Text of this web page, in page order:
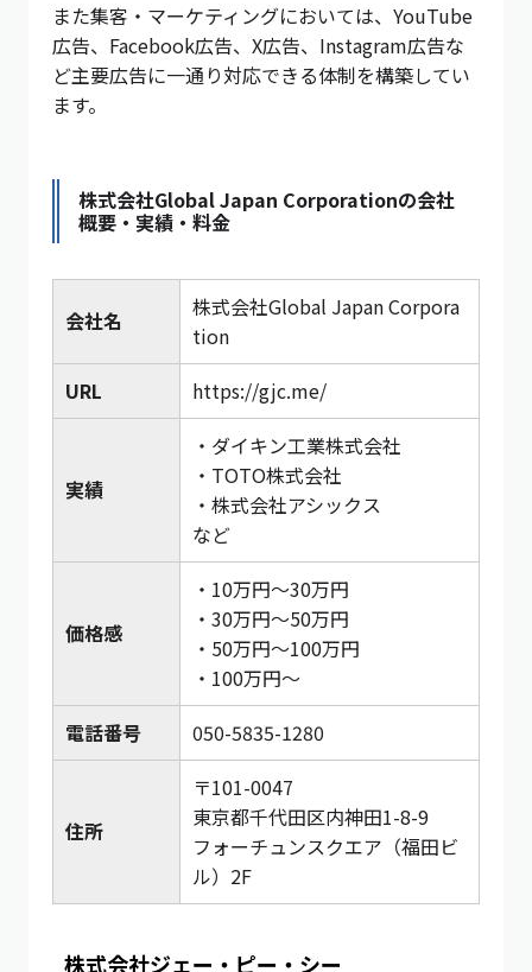
また集客・マーケティングにおいては、YouTube
広告、Facebook広告、X広告、Instagram広告な
ど主要広告に一通り対応できる体制を構築してい
ます。
株式会社Global Japan Corporationの会社
概要・実績・料金
会社名
株式会社Global Japan Corpora
tion
URL
https://gjc.me/
実績
・ダイキン工業株式会社
・TOTO株式会社
・株式会社アシックス
など
価格感
・10万円〜30万円
・30万円〜50万円
・50万円〜100万円
・100万円〜
電話番号
050-5835-1280
住所
〒101-0047
東京都千代田区内神田1-8-9
フォーチュンスクエア（福田ビ
ル）2F
株式会社ジェー・ピー・シー